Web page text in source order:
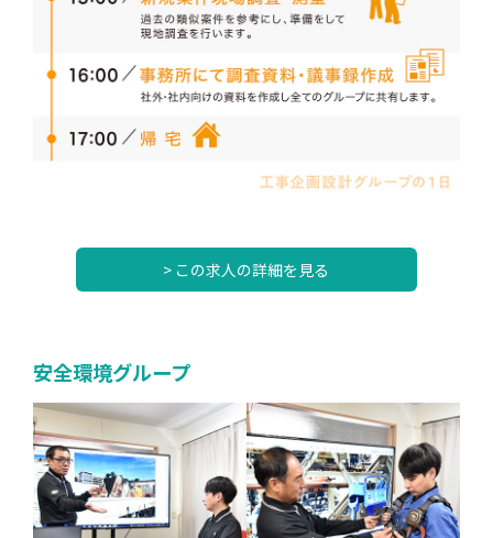
> この求人の詳細を見る
安全環境グループ